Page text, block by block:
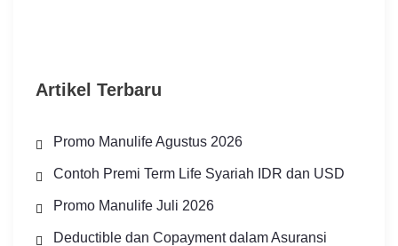
Artikel Terbaru
Promo Manulife Agustus 2026
Contoh Premi Term Life Syariah IDR dan USD
Promo Manulife Juli 2026
Deductible dan Copayment dalam Asuransi